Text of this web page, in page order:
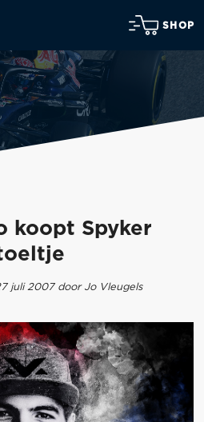
SHOP
koopt Spyker
juli 2007 door Jo Vleugels